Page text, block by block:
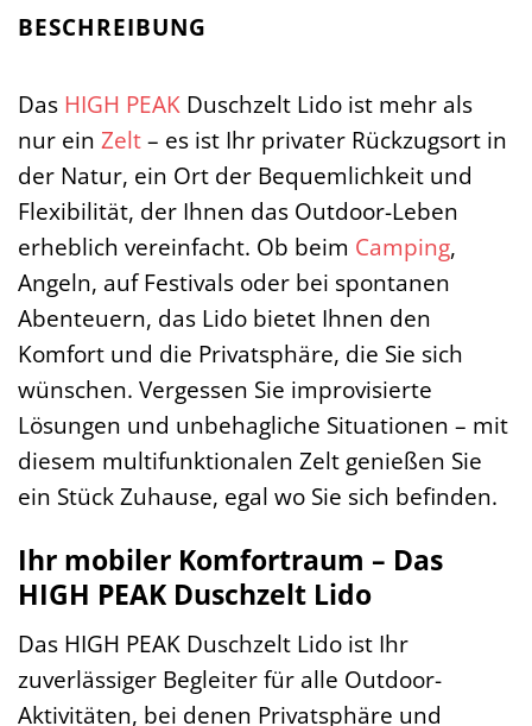
BESCHREIBUNG
Das HIGH PEAK Duschzelt Lido ist mehr als
nur ein Zelt– es ist Ihr privater Rückzugsort in
der Natur, ein Ort der Bequemlichkeit und
Flexibilität, der Ihnen das Outdoor-Leben
erheblich vereinfacht. Ob beim Camping,
Angeln, auf Festivals oder bei spontanen
Abenteuern, das Lido bietet Ihnen den
Komfort und die Privatsphäre, die Sie sich
wünschen. Vergessen Sie improvisierte
Lösungen und unbehagliche Situationen – mit
diesem multifunktionalen Zelt genießen Sie
ein Stück Zuhause, egal wo Sie sich befinden.
Ihr mobiler Komfortraum – Das
HIGH PEAK Duschzelt Lido
Das HIGH PEAK Duschzelt Lido ist Ihr
zuverlässiger Begleiter für alle Outdoor-
Aktivitäten, bei denen Privatsphäre und